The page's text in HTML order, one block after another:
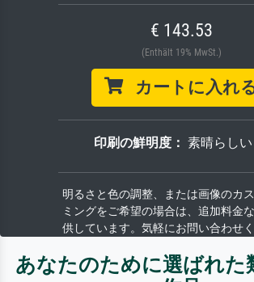
€ 143.53
(Enthält 19% MwSt.)
カートに入れ
印刷の鮮明度： 素晴らしい
明るさと色の調整、または画像のカ
ミングをご希望の場合は、追加料金
供しています。気軽にお問い合わせく
あなたのために選ばれた